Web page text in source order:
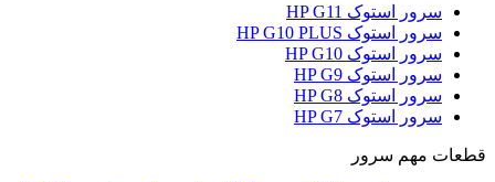
سرور استوک HP G11
سرور استوک HP G10 PLUS
سرور استوک HP G10
سرور استوک HP G9
سرور استوک HP G8
سرور استوک HP G7
قطعات مهم سرور